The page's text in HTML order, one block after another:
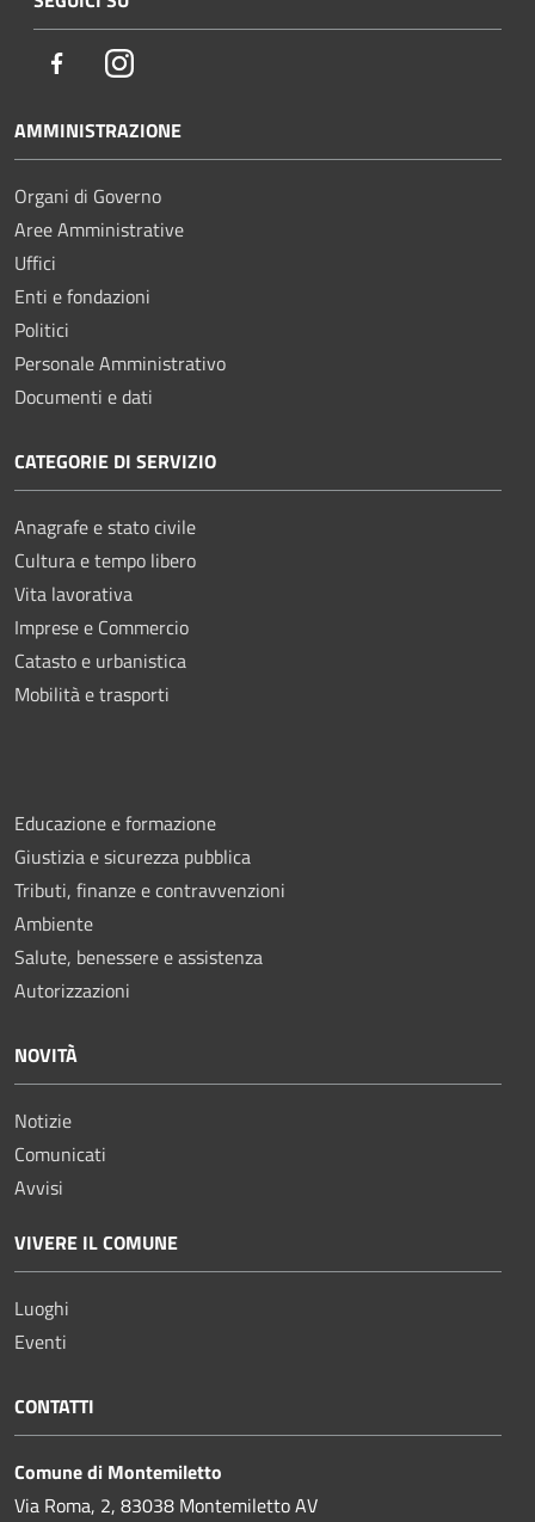
FacebookInstagram
AMMINISTRAZIONE
Organi di Governo
Aree Amministrative
Uffici
Enti e fondazioni
Politici
Personale Amministrativo
Documenti e dati
CATEGORIE DI SERVIZIO
Anagrafe e stato civile
Cultura e tempo libero
Vita lavorativa
Imprese e Commercio
Catasto e urbanistica
Mobilità e trasporti
Educazione e formazione
Giustizia e sicurezza pubblica
Tributi, finanze e contravvenzioni
Ambiente
Salute, benessere e assistenza
Autorizzazioni
NOVITÀ
Notizie
Comunicati
Avvisi
VIVERE IL COMUNE
Luoghi
Eventi
CONTATTI
Comune di Montemiletto
Via Roma, 2, 83038 Montemiletto AV